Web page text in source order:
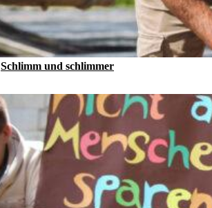
Schlimm und schlimmer